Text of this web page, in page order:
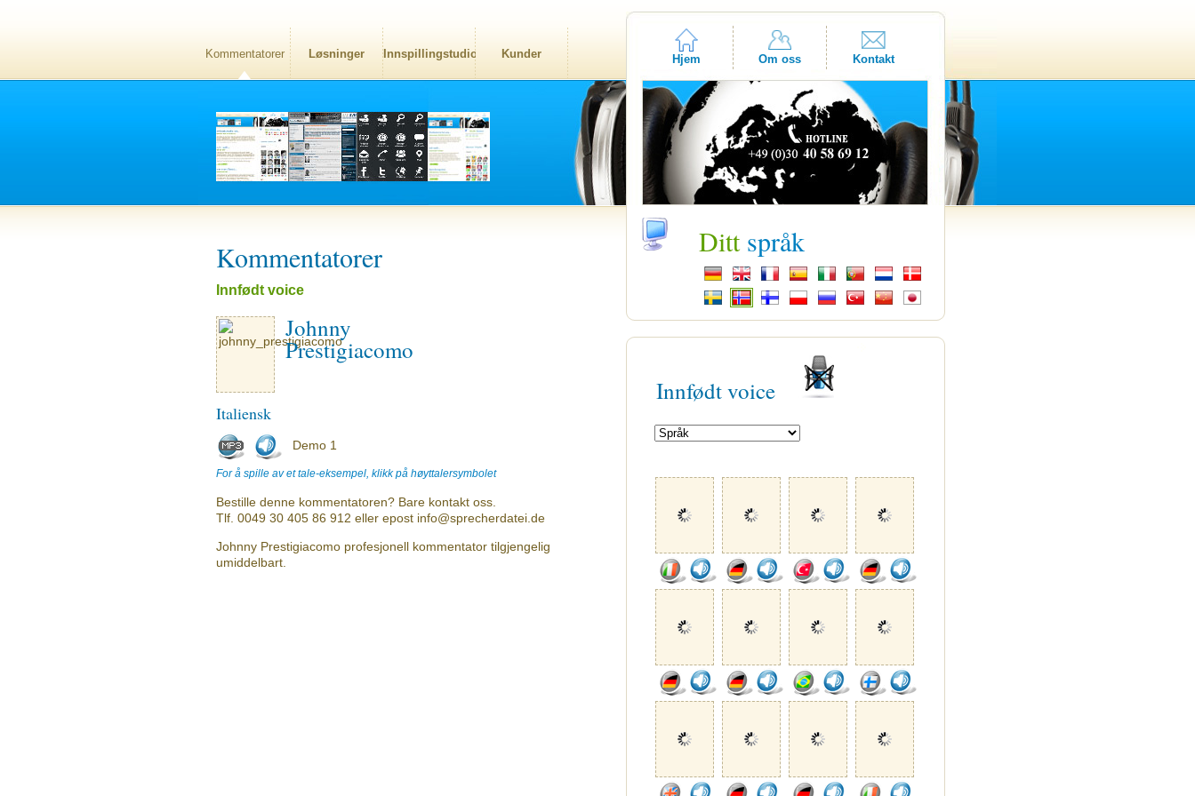
Kommentatorer Løsninger Innspillingstudio Kunder Hjem Om oss Kontakt
Kommentatorer
Innfødt voice
Johnny
Prestigiacomo
Italiensk
Demo 1
For å spille av et tale-eksempel, klikk på høyttalersymbolet
Bestille denne kommentatoren? Bare kontakt oss.
Tlf. 0049 30 405 86 912 eller epost info@sprecherdatei.de
Johnny Prestigiacomo profesjonell kommentator tilgjengelig
umiddelbart.
Ditt språk
Innfødt voice